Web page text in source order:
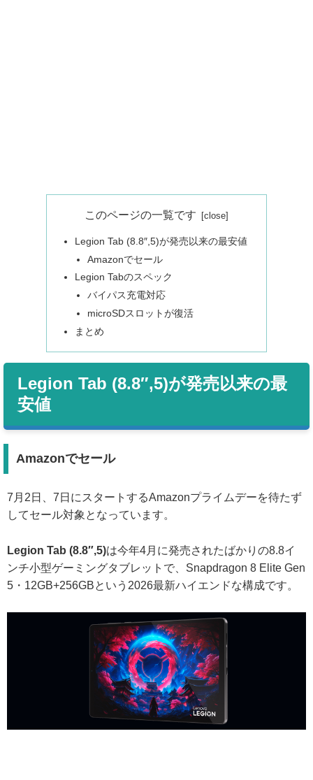
このページの一覧です
Legion Tab (8.8″,5)が発売以来の最安値
Amazonでセール
Legion Tabのスペック
バイパス充電対応
microSDスロットが復活
まとめ
Legion Tab (8.8″,5)が発売以来の最
安値
Amazonでセール
7月2日、7日にスタートするAmazonプライムデーを待たず
してセール対象となっています。
Legion Tab (8.8″,5)は今年4月に発売されたばかりの8.8イ
ンチ小型ゲーミングタブレットで、Snapdragon 8 Elite Gen
5・12GB+256GBという2026最新ハイエンドな構成です。